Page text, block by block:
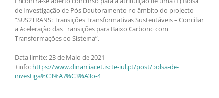
de Investigação de Pós Doutoramento no âmbito do projecto
“SUS2TRANS: Transições Transformativas Sustentáveis – Conciliar
a Aceleração das Transições para Baixo Carbono com
Transformações do Sistema”.
Data limite: 23 de Maio de 2021
+info: https://www.dinamiacet.iscte-iul.pt/post/bolsa-de-
investiga%C3%A7%C3%A3o-4